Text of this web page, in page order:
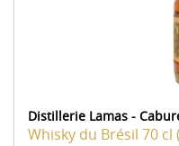
Distillerie Lamas -
Whisky du Brésil 70 cl